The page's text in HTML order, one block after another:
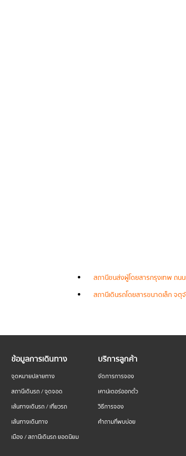
สถานีขนส่งผู้โดยสารกรุงเทพ ถน
สถานีเดินรถโดยสารขนาดเล็ก จ
ข้อมูลการเดินทาง
จุดหมายปลายทาง
สถานีเดินรถ / จุดจอด
เส้นทางเดินรถ / เที่ยวรถ
เส้นทางเดินทาง
เมือง / สถานีเดินรถ ยอดนิยม
บริการลูกค้า
จัดการการจอง
เคาน์เตอร์ออกตั๋ว
วิธีการจอง
คำถามที่พบบ่อย